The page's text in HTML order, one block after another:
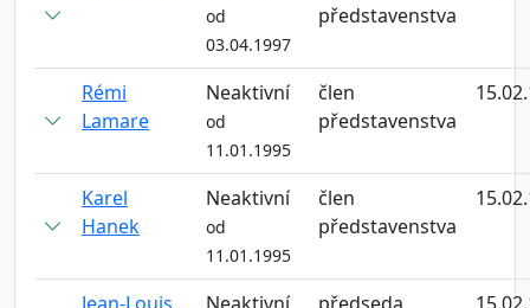
od
03.04.1997
představenstva
Rémi
Lamare
Neaktivní
od
11.01.1995
člen
představenstva
Karel
Hanek
Neaktivní
od
11.01.1995
člen
představenstva